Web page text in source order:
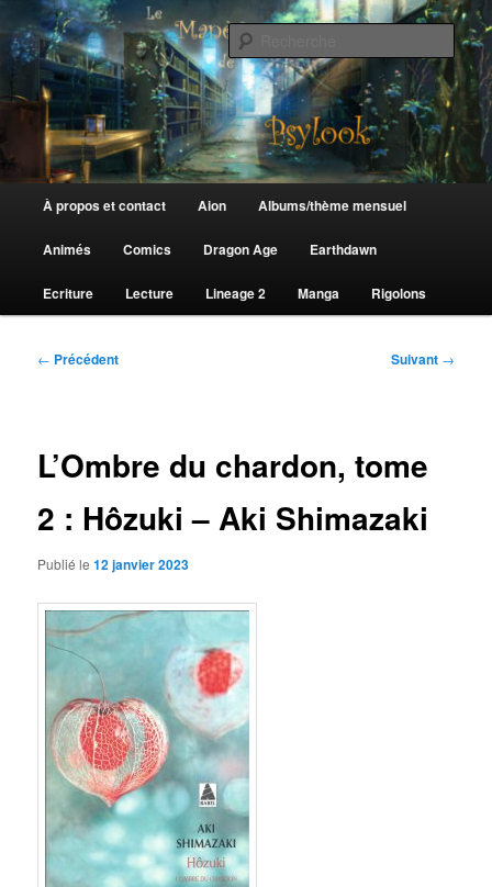
au
contenu
principalLe Manège de Psylook
principal
À propos et contact Aion Albums/thème mensuel
Animés Comics Dragon Age Earthdawn
Ecriture Lecture Lineage 2 Manga Rigolons
Navigation
← Précédent Suivant →
L’Ombre du chardon, tome
2 : Hôzuki – Aki Shimazaki
Publié le12 janvier 2023